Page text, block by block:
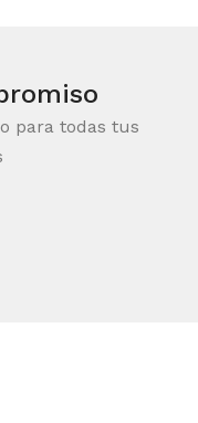
para todas tus